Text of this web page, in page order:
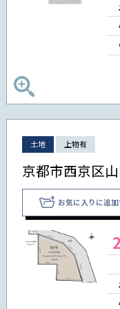
土地 上物有
京都市西京区
お気に入りに追加